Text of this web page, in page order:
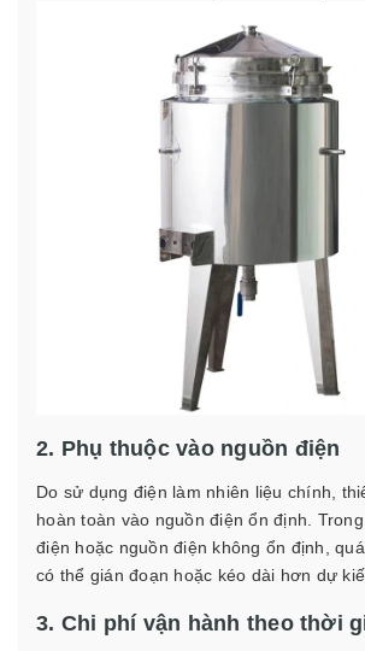
2. Phụ thuộc vào nguồn điện
Do sử dụng điện làm nhiên liệu chính,
hoàn toàn vào nguồn điện ổn định.
điện hoặc nguồn điện không ổn định,
có thể gián đoạn hoặc kéo dài hơn dự
3. Chi phí vận hành theo thời